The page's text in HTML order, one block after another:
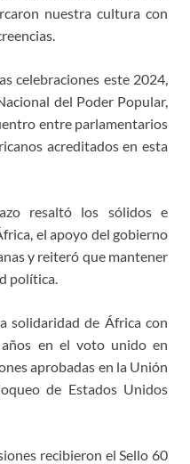
nuestra cultura con
celebraciones este 2024,
del Poder Popular,
entre parlamentarios
acreditados en esta
resaltó los sólidos e
el apoyo del gobierno
y reiteró que mantener
política.
solidaridad de África con
en el voto unido en
aprobadas en la Unión
de Estados Unidos
recibieron el Sello 60